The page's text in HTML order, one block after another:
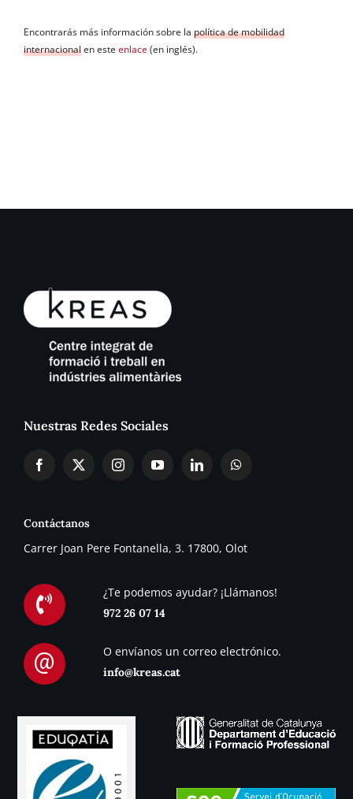
Encontrarás más información sobre la política de mobilidad
internacionalen este enlace(en inglés).
Nuestras Redes Sociales
Contáctanos
Carrer Joan Pere Fontanella, 3. 17800, Olot
¿Te podemos ayudar? ¡Llámanos!
972 26 07 14
O envíanos un correo electrónico.
info@kreas.cat